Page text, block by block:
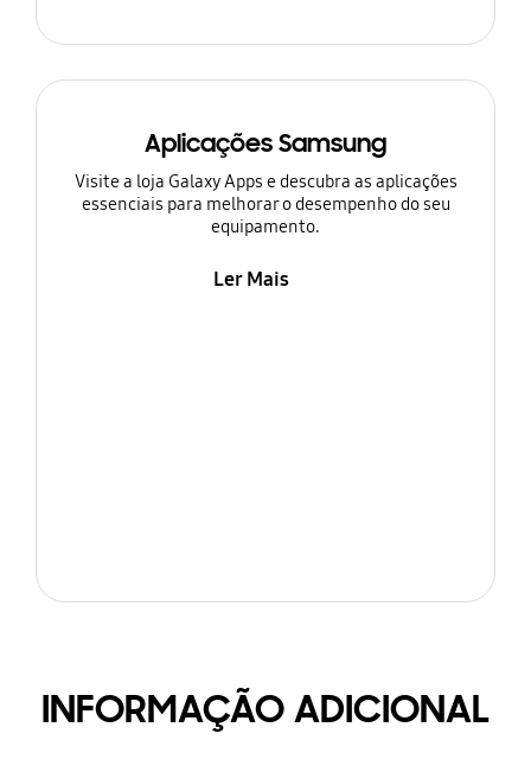
Aplicações Samsung
Visite a loja Galaxy Apps e descubra as aplicações
essenciais para melhorar o desempenho do seu
equipamento.
Ler Mais
INFORMAÇÃO ADICIONAL